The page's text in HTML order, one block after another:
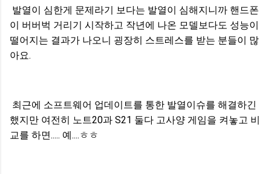
발열이 심한게 문제라기 보다는 발열이 심해지니까 핸드폰
이 버버벅 거리기 시작하고 작년에 나온 모델보다도 성능이
떨어지는 결과가 나오니 굉장히 스트레스를 받는 분들이 많
아요.
최근에 소프트웨어 업데이트를 통한 발열이슈를 해결하긴
했지만 여전히 노트20과 S21 둘다 고사양 게임을 켜놓고 비
교를 하면..... 예....ㅎㅎ